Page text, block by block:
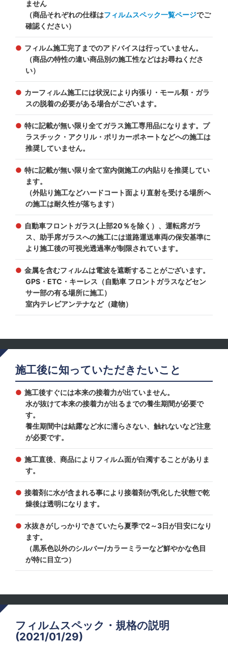
ません
（商品それぞれの仕様はフィルムスペック一覧ページでご
確認ください）
フィルム施工完了までのアドバイスは行っていません。
（商品の特性の違い商品別の施工性などはお尋ねくださ
い）
カーフィルム施工には状況により内張り・モール類・ガラ
スの脱着の必要がある場合がございます。
特に記載が無い限り全てガラス施工専用品になります。プ
ラスチック・アクリル・ポリカーポネートなどへの施工は
推奨していません。
特に記載が無い限り全て室内側施工の内貼りを推奨してい
ます。
（外貼り施工などハードコート面より直射を受ける場所へ
の施工は耐久性が落ちます）
自動車フロントガラス(上部20％を除く）、運転席ガラ
ス、助手席ガラスへの施工には道路運送車両の保安基準に
より施工後の可視光透過率が制限されています。
金属を含むフィルムは電波を遮断することがございます。
GPS・ETC・キーレス（自動車 フロントガラスなどセン
サー部の有る場所に施工）
室内テレビアンテナなど（建物）
施工後に知っていただきたいこと
施工後すぐには本来の接着力が出ていません。
水が抜けて本来の接着力が出るまでの養生期間が必要で
す。
養生期間中は結露など水に濡らさない、触れないなど注意
が必要です。
施工直後、商品によりフィルム面が白濁することがありま
す。
接着剤に水が含まれる事により接着剤が乳化した状態で乾
燥後は透明になります。
水抜きがしっかりできていたら夏季で2～3日が目安になり
ます。
（黒系色以外のシルバー/カラーミラーなど鮮やかな色目
が特に目立つ）
フィルムスペック・規格の説明
(2021/01/29)